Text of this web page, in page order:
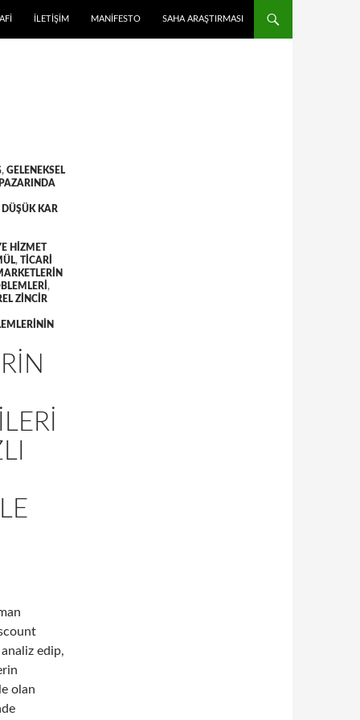
İLETIŞIM MANIFESTO SAHA ARAŞTIRMASI
, GELENEKSEL
DÜŞÜK KAR
HIZMET
, TICARI
,
ZINCIR
edip,
olan